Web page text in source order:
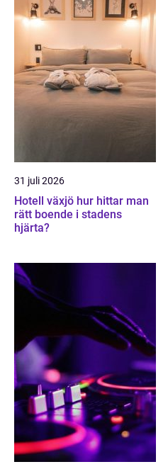
31 juli 2026
Hotell växjö hur hittar man
rätt boende i stadens
hjärta?